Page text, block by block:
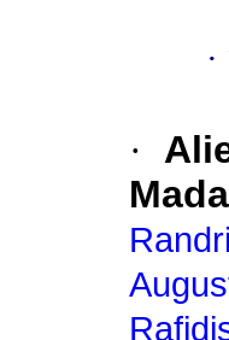
·
·